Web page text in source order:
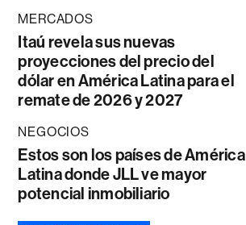
MERCADOS
Itaú revela sus nuevas
proyecciones del precio del
dólar en América Latina para el
remate de 2026 y 2027
NEGOCIOS
Estos son los países de América
Latina donde JLL ve mayor
potencial inmobiliario